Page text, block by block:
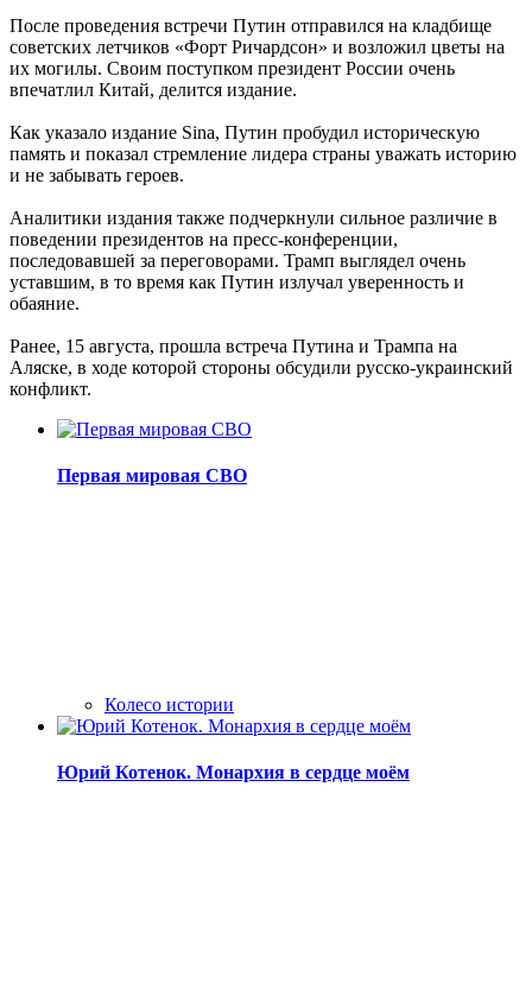
После проведения встречи Путин отправился на кладбище
советских летчиков «Форт Ричардсон» и возложил цветы на
их могилы. Своим поступком президент России очень
впечатлил Китай, делится издание.
Как указало издание Sina, Путин пробудил историческую
память и показал стремление лидера страны уважать историю
и не забывать героев.
Аналитики издания также подчеркнули сильное различие в
поведении президентов на пресс-конференции,
последовавшей за переговорами. Трамп выглядел очень
уставшим, в то время как Путин излучал уверенность и
обаяние.
Ранее, 15 августа, прошла встреча Путина и Трампа на
Аляске, в ходе которой стороны обсудили русско-украинский
конфликт.
Первая мировая СВО
Колесо истории
Юрий Котенок. Монархия в сердце моём